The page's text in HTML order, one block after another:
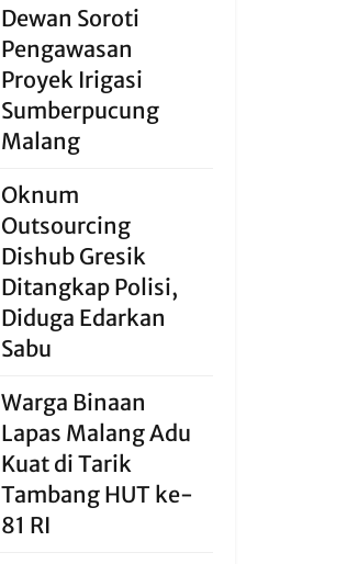
Dewan Soroti
Pengawasan
Proyek Irigasi
Sumberpucung
Malang
Oknum
Outsourcing
Dishub Gresik
Ditangkap Polisi,
Diduga Edarkan
Sabu
Warga Binaan
Lapas Malang Adu
Kuat di Tarik
Tambang HUT ke-
81 RI